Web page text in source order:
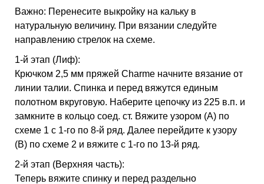
Важно: Перенесите выкройку на кальку в
натуральную величину. При вязании следуйте
направлению стрелок на схеме.
1-й этап (Лиф):
Крючком 2,5 мм пряжей Charme начните вязание от
линии талии. Спинка и перед вяжутся единым
полотном вкруговую. Наберите цепочку из 225 в.п. и
замкните в кольцо соед. ст. Вяжите узором (A) по
схеме 1 с 1-го по 8-й ряд. Далее перейдите к узору
(B) по схеме 2 и вяжите с 1-го по 13-й ряд.
2-й этап (Верхняя часть):
Теперь вяжите спинку и перед раздельно